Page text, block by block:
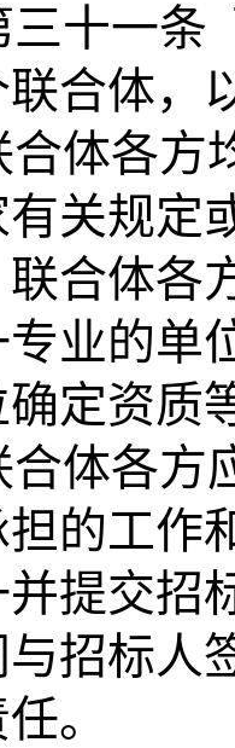
三十一条
合体，
合体各方
有关规定
联合体各
专业的单
定资质
合体各方
的工作
提交招
与招标人
。